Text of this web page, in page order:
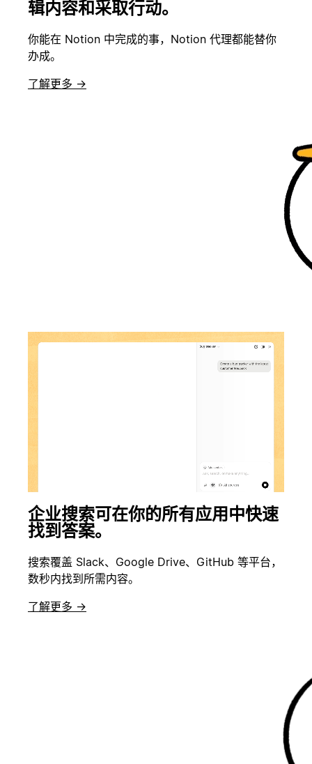
辑内容和采取行动。
你能在 Notion 中完成的事，Notion 代理都能替你
办成。
了解更多 →
企业搜索可在你的所有应用中快速
找到答案。
搜索覆盖 Slack、Google Drive、GitHub 等平台，
数秒内找到所需内容。
了解更多 →